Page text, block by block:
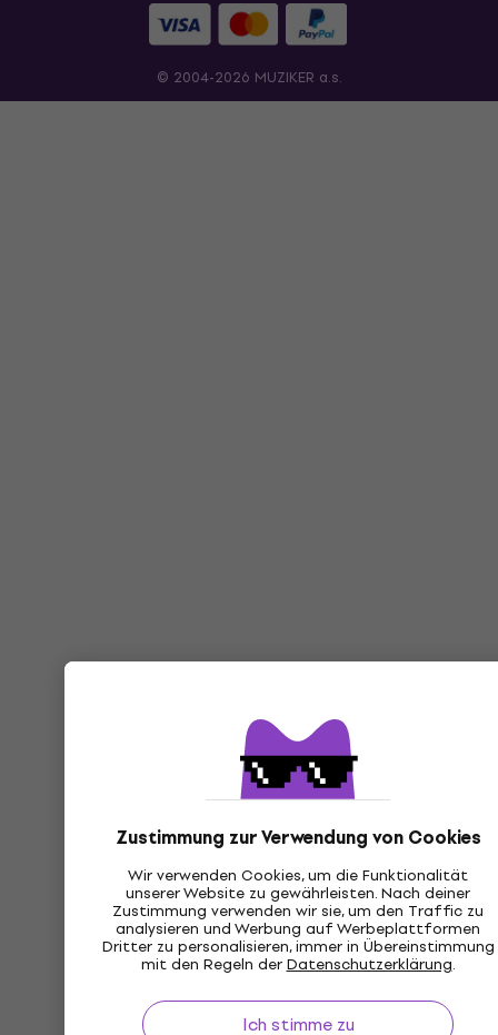
Zustimmung zur Verwendung von Cookies
Wir verwenden Cookies, um die Funktionalität
unserer Website zu gewährleisten. Nach deiner
Zustimmung verwenden wir sie, um den Traffic zu
analysieren und Werbung auf Werbeplattformen
Dritter zu personalisieren, immer in Übereinstimmung
mit den Regeln derDatenschutzerklärung.
Ich stimme zu
© 2004-2026 MUZIKER a.s.